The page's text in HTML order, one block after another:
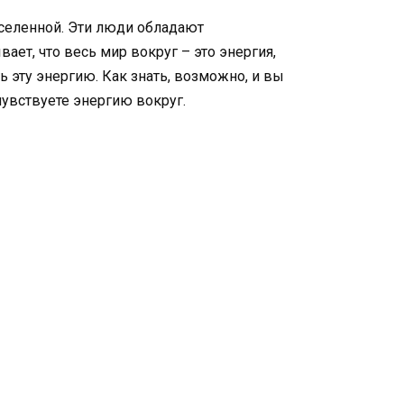
Эти люди обладают
что весь мир вокруг – это энергия,
энергию. Как знать, возможно, и вы
энергию вокруг.